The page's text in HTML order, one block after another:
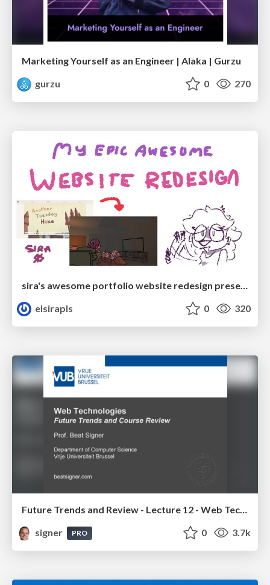
Marketing Yourself as an Engineer | Alaka | Gurzu
gurzu
0 270
sira's awesome portfolio website redesign presentation
elsirapls
0 320
Future Trends and Review - Lecture 12 - Web Technologies (1019888BNR)
signer
PRO 0 3.7k